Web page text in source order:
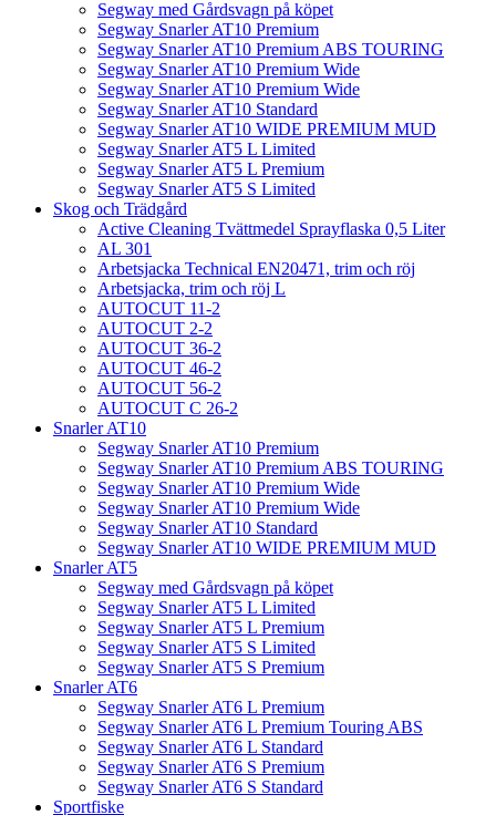
Segway med Gårdsvagn på köpet
Segway Snarler AT10 Premium
Segway Snarler AT10 Premium ABS TOURING
Segway Snarler AT10 Premium Wide
Segway Snarler AT10 Premium Wide
Segway Snarler AT10 Standard
Segway Snarler AT10 WIDE PREMIUM MUD
Segway Snarler AT5 L Limited
Segway Snarler AT5 L Premium
Segway Snarler AT5 S Limited
Skog och Trädgård
Active Cleaning Tvättmedel Sprayflaska 0,5 Liter
AL 301
Arbetsjacka Technical EN20471, trim och röj
Arbetsjacka, trim och röj L
AUTOCUT 11-2
AUTOCUT 2-2
AUTOCUT 36-2
AUTOCUT 46-2
AUTOCUT 56-2
AUTOCUT C 26-2
Snarler AT10
Segway Snarler AT10 Premium
Segway Snarler AT10 Premium ABS TOURING
Segway Snarler AT10 Premium Wide
Segway Snarler AT10 Premium Wide
Segway Snarler AT10 Standard
Segway Snarler AT10 WIDE PREMIUM MUD
Snarler AT5
Segway med Gårdsvagn på köpet
Segway Snarler AT5 L Limited
Segway Snarler AT5 L Premium
Segway Snarler AT5 S Limited
Segway Snarler AT5 S Premium
Snarler AT6
Segway Snarler AT6 L Premium
Segway Snarler AT6 L Premium Touring ABS
Segway Snarler AT6 L Standard
Segway Snarler AT6 S Premium
Segway Snarler AT6 S Standard
Sportfiske